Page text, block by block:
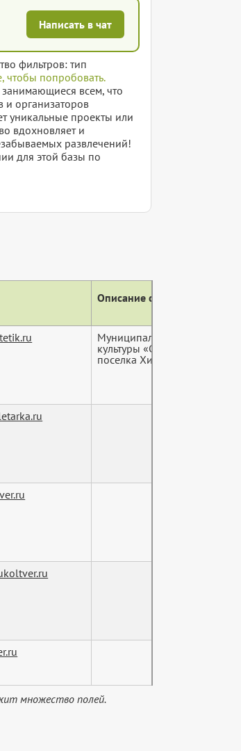
Написать в чат
фильтров: тип
чтобы попробовать.
всем, что
и организаторов
уникальные проекты или
вдохновляет и
развлечений!
для этой базы по
Описание сайта (тег
Муниципальное бюджетное
культуры «Синтетик» -
поселка Хи...
множество полей.